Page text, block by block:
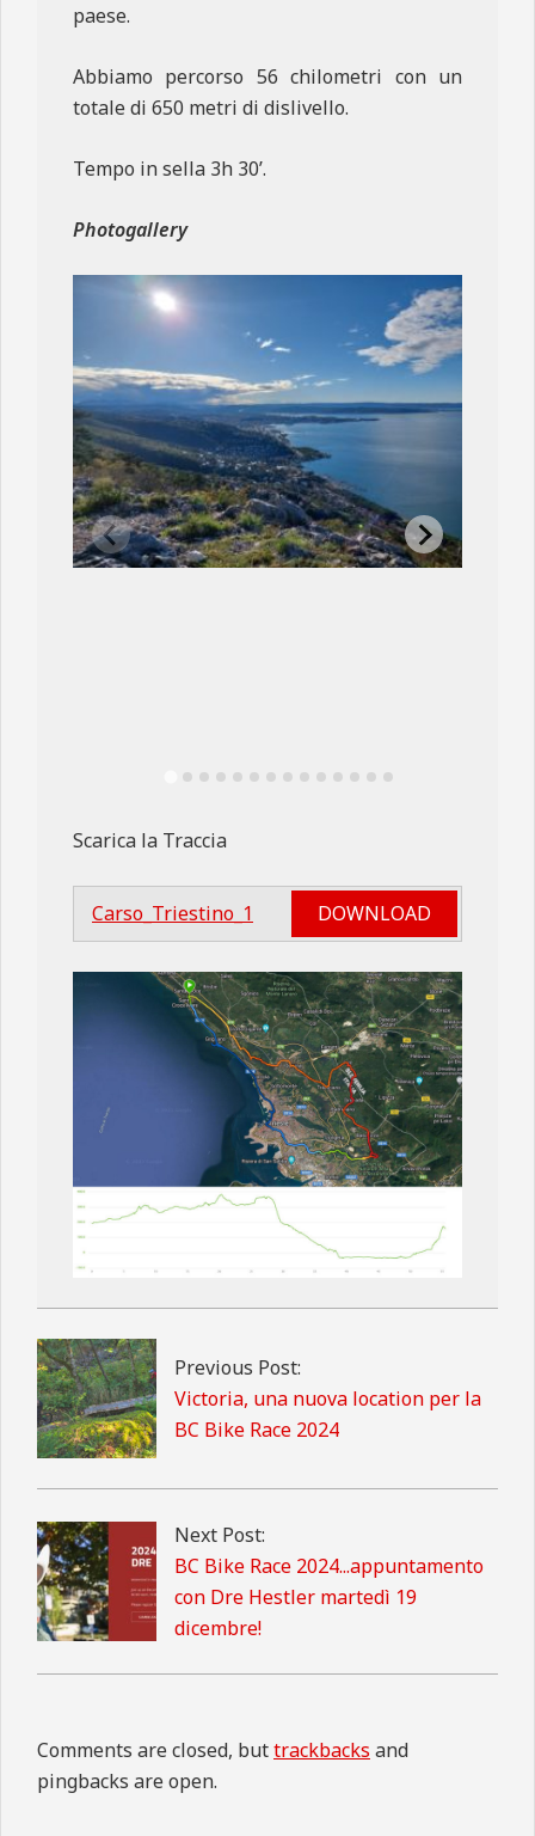
paese.
Abbiamo percorso 56 chilometri con un
totale di 650 metri di dislivello.
Tempo in sella 3h 30’.
Photogallery
Scarica la Traccia
Carso_Triestino_1 DOWNLOAD
2023-
11-
13
Previous Post:
Victoria, una nuova location per la
BC Bike Race 2024
Next Post:
BC Bike Race 2024...appuntamento
con Dre Hestler martedì 19
dicembre!
Comments are closed, buttrackbacks and
pingbacks are open.